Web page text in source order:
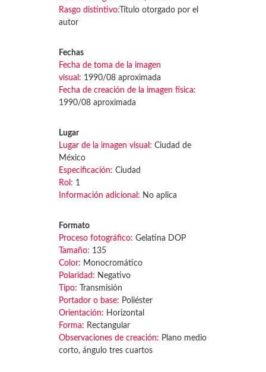
Rasgo distintivo: Título otorgado por el
autor
Fechas
Fecha de toma de la imagen
visual: 1990/08 aproximada
Fecha de creación de la imagen física:
1990/08 aproximada
Lugar
Lugar de la imagen visual: Ciudad de
México
Especificación: Ciudad
Rol: 1
Información adicional: No aplica
Formato
Proceso fotográfico: Gelatina DOP
Tamaño: 135
Color: Monocromático
Polaridad: Negativo
Tipo: Transmisión
Portador o base: Poliéster
Orientación: Horizontal
Forma: Rectangular
Observaciones de creación: Plano medio
corto, ángulo tres cuartos